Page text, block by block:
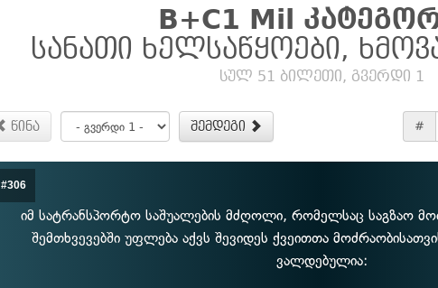
B+C1 Mil
სანათი ხელსაწყოები,
სულ 51 ბილეთი, გვერდი 1
წინა შემდეგი #
#306
იმ სატრანსპორტო საშუალების მძღოლი, რომელსაც საგზაო
შემთხვევებში უფლება აქვს შევიდეს ქვეითთა
ვალდებულია: